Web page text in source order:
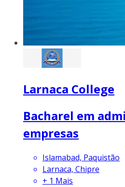
Larnaca College
Bacharel em
empresas
Islamabad, Paquistão
Larnaca, Chipre
+ 1 Mais